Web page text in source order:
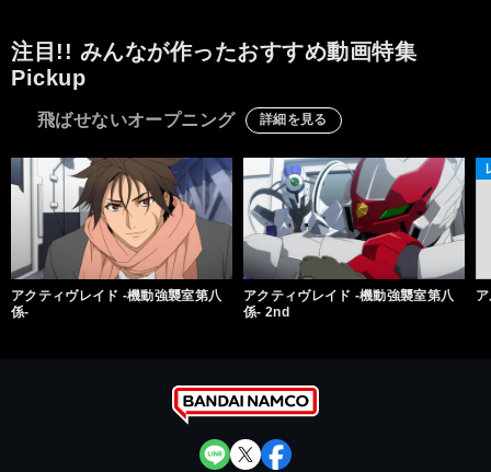
注目!! みんなが作ったおすすめ動画特集
Pickup
飛ばせないオープニング 詳細を見る
アクティヴレイド -機動強襲室第八
係-
アクティヴレイド -機動強襲室第八
係- 2nd